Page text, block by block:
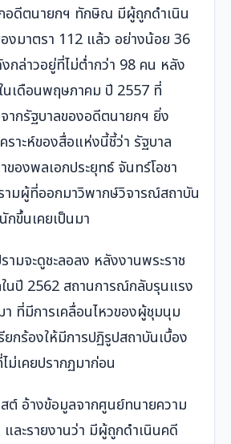
กอดีตนายกฯ ทักษิณ มีผู้ถูกดำเนิน
งมาตรา 112 แล้ว อย่างน้อย 36
กล่าวอยู่ที่ไม่ต่ำกว่า 98 คน หลัง
นเดือนพฤษภาคม ปี 2557 ที่
ากรัฐบาลของอดีตนายกฯ ยิ่ง
ราะห์ของสื่อแห่งนี้ชี้ว่า รัฐบาล
ของพลเอกประยุทธ์ จันทร์โอชา
ามผู้ที่ออกมาวิพากษ์วิจารณ์สถาบัน
ขึ้นเคยเป็นมา
ามจะดูชะลอลง หลังงานพระราช
นปี 2562 สถานการณ์กลับรุนแรง
ที่มีการเคลื่อนไหวของผู้ชุมนุม
ยกร้องให้มีการปฏิรูปสถาบันเบื้อง
ม่เคยปรากฏมาก่อน
ต์ อ้างข้อมูลจากศูนย์ทนายความ
ละรายงานว่า มีผู้ถูกดำเนินคดี